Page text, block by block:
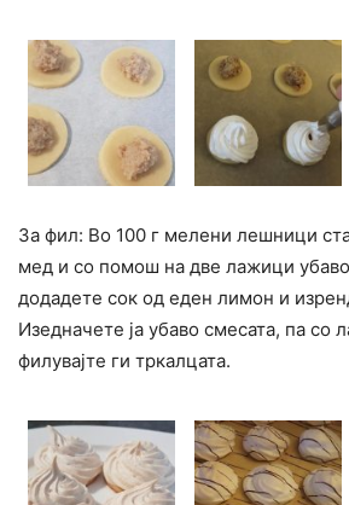
За фил: Во 100 г мелени лешници
мед и со помош на две лажици
додадете сок од еден лимон и
Изедначете ја убаво смесата, па со
филувајте ги тркалцата.